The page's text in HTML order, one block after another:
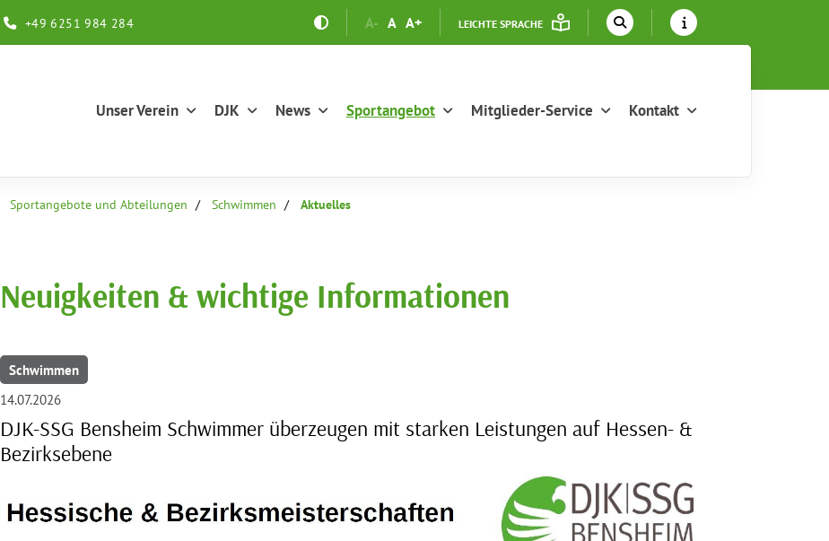
+49 6251 984 284 A- A A+ LEICHTE SPRACHE
Unser Verein DJK News Sportangebot Mitglieder-Service Kontakt
Sportangebote und Abteilungen Schwimmen Aktuelles
Neuigkeiten & wichtige Informationen
Schwimmen
14.07.2026
DJK-SSG Bensheim Schwimmer überzeugen mit starken Leistungen auf Hessen- &
Bezirksebene